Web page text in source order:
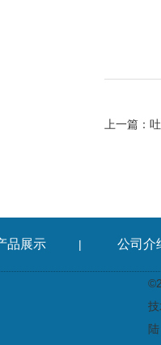
上一篇：
品展示 | 公司介
陆